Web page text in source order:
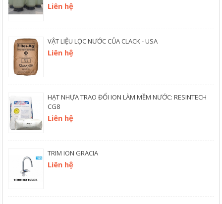
Liên hệ
VẬT LIỆU LỌC NƯỚC CỦA CLACK - USA
Liên hệ
HẠT NHỰA TRAO ĐỔI ION LÀM MỀM NƯỚC: RESINTECH
CG8
Liên hệ
TRIM ION GRACIA
Liên hệ